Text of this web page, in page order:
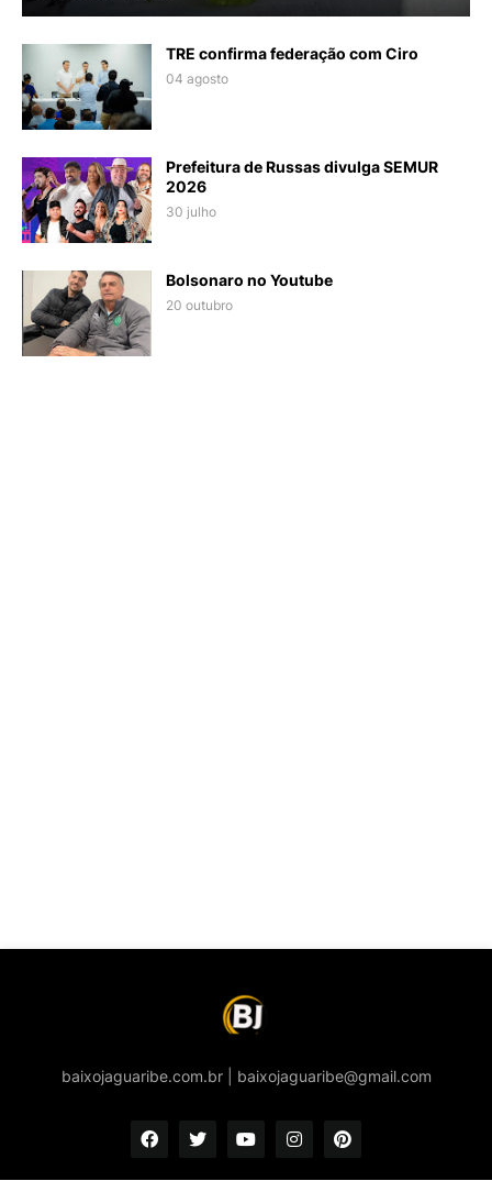
TRE confirma federação com Ciro
04 agosto
Prefeitura de Russas divulga SEMUR
2026
30 julho
Bolsonaro no Youtube
20 outubro
baixojaguaribe.com.br | baixojaguaribe@gmail.com